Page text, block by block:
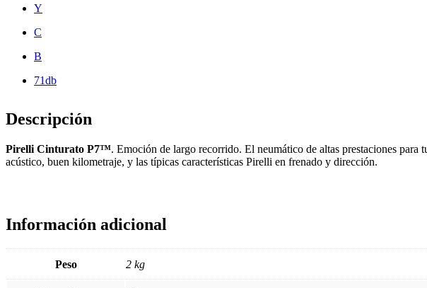
Y
C
B
71db
Descripción
Pirelli Cinturato P7™. Emoción de largo recorrido. El neumático de altas prestaciones
acústico, buen kilometraje, y las típicas características Pirelli en frenado y dirección.
Información adicional
Peso 2 kg